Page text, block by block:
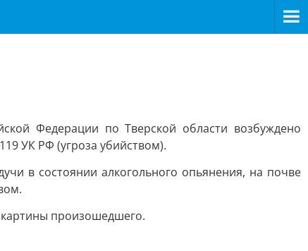
Федерации по Тверской области возбуждено
УК РФ (угроза убийством).
в состоянии алкогольного опьянения, на почве
картины произошедшего.